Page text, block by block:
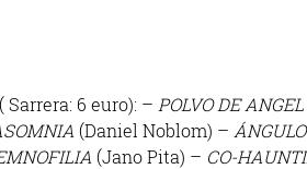
6 euro): – POLVO DE ANGEL
(Daniel Noblom) – ÁNGULO
(Jano Pita) – CO-